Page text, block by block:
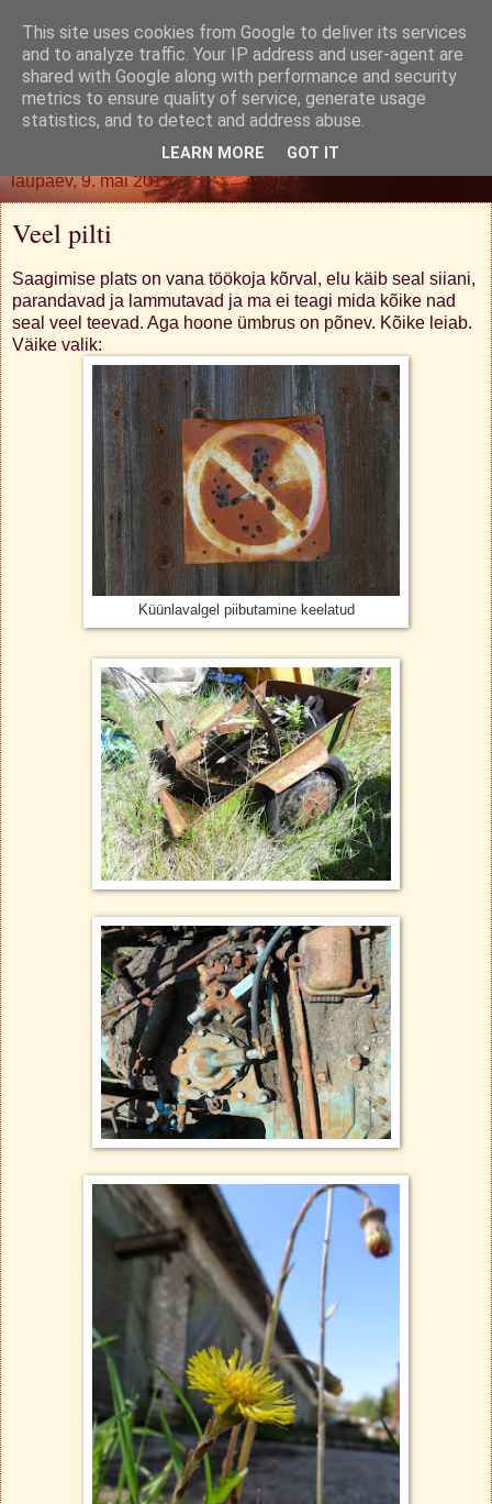
Oh. Jah. Muidugi.
laupäev, 9. mai 2015
Veel pilti
Saagimise plats on vana töökoja kõrval, elu käib seal siiani,
parandavad ja lammutavad ja ma ei teagi mida kõike nad
seal veel teevad. Aga hoone ümbrus on põnev. Kõike leiab.
Väike valik:
Küünlavalgel piibutamine keelatud
This site uses cookies from Google to deliver its services
and to analyze traffic. Your IP address and user-agent are
shared with Google along with performance and security
metrics to ensure quality of service, generate usage
statistics, and to detect and address abuse.
LEARN MORE GOT IT